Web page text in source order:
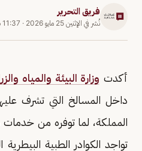
فريق التحرير
نُشر في الإثنين 25 مايو 2026 · 11:37 ص
أكدت وزارة البيئة والمياه
داخل المسالخ التي تشرف
المملكة، لما توفره من
تواجد الكوادر الطبية